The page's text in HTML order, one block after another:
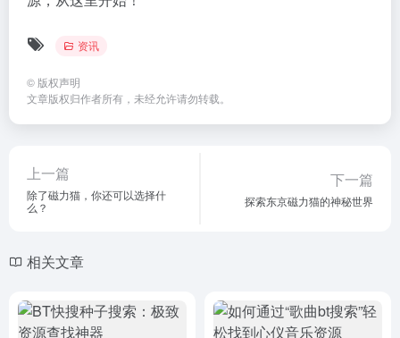
资讯
© 版权声明
文章版权归作者所有，未经允许请勿转载。
上一篇
除了磁力猫，你还可以选择什
么？
下一篇
探索东京磁力猫的神秘世界
相关文章